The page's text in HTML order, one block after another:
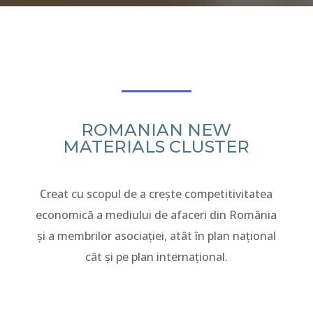
ROMANIAN NEW
MATERIALS CLUSTER
Creat cu scopul de a crește competitivitatea
economică a mediului de afaceri din România
și a membrilor asociației, atât în plan național
cât și pe plan internațional.